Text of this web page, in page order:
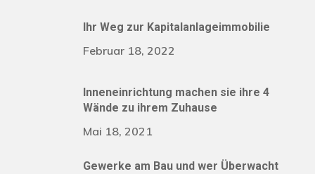
Ihr Weg zur Kapitalanlageimmobilie
Februar 18, 2022
Inneneinrichtung machen sie ihre 4
Wände zu ihrem Zuhause
Mai 18, 2021
Gewerke am Bau und wer Überwacht